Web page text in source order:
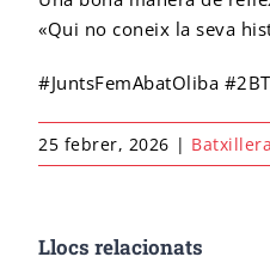
«Qui no coneix la seva
#JuntsFemAbatOliba
25 febrer, 2026 |
Llocs relacionats